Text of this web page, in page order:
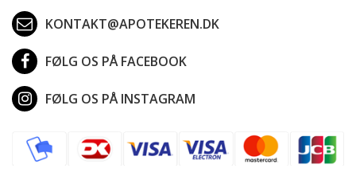
KONTAKT@APOTEKEREN.DK
FØLG OS PÅ FACEBOOK
FØLG OS PÅ INSTAGRAM